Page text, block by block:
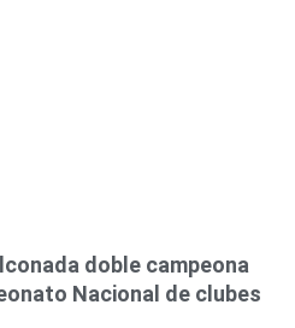
doble campeona
Nacional de clubes